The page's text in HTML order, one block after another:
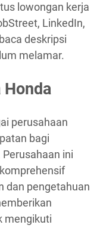
lowongan kerja
LinkedIn,
deskripsi
melamar.
perusahaan
bagi
ini
dan pengetahuan
mengikuti